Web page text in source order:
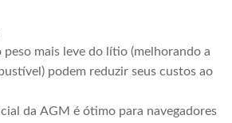
mais leve do lítio (melhorando a
podem reduzir seus custos ao
da AGM é ótimo para navegadores